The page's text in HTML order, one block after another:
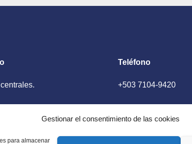
Gestionar el consentimiento de las cookies
para almacenar
Teléfono
+503 7104-9420